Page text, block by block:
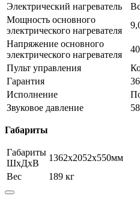
Электрический нагреватель
Мощность основного
электрического нагревателя
Напряжение основного
электрического нагревателя
Пульт управления
Гарантия
Исполнение
Звуковое давление
Габариты
Габариты
ШхДхВ
1362х2052х550мм
Вес
189 кг